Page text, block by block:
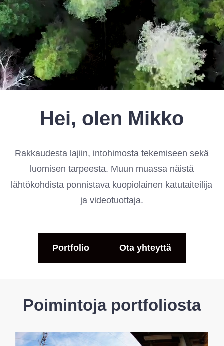
Hei, olen Mikko
Rakkaudesta lajiin, intohimosta tekemiseen sekä
luomisen tarpeesta. Muun muassa näistä
lähtökohdista ponnistava kuopiolainen katutaiteilija
ja videotuottaja.
Portfolio Ota yhteyttä
Poimintoja portfoliosta